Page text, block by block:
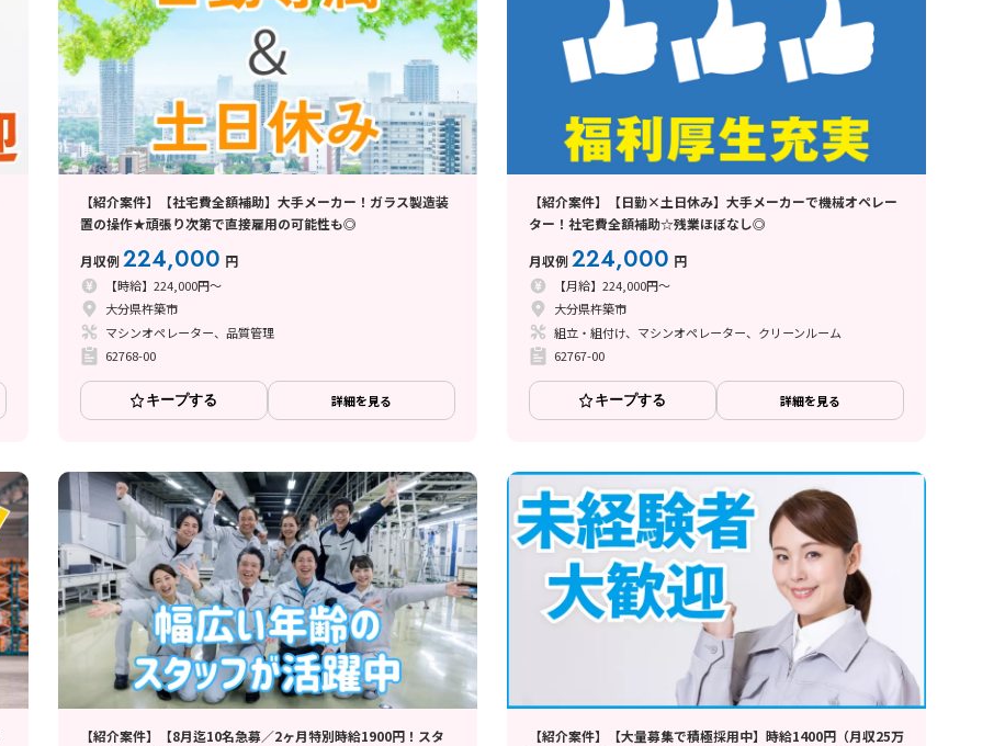
【紹介案件】【社宅費全額補助】大手メーカー！ガラス製造装
置の操作★頑張り次第で直接雇用の可能性も◎
月収例224,000 円
【時給】224,000円～
大分県杵築市
マシンオペレーター、品質管理
62768-00
キープする 詳細を見る
【紹介案件】【日勤×土日休み】大手メーカーで機械オペレー
ター！社宅費全額補助☆残業ほぼなし◎
月収例224,000 円
【月給】224,000円～
大分県杵築市
組立・組付け、マシンオペレーター、クリーンルーム
62767-00
キープする 詳細を見る
【紹介案件】【8月迄10名急募／2ヶ月特別時給1900円！スタ
【紹介案件】【大量募集で積極採用中】時給1400円（月収25万